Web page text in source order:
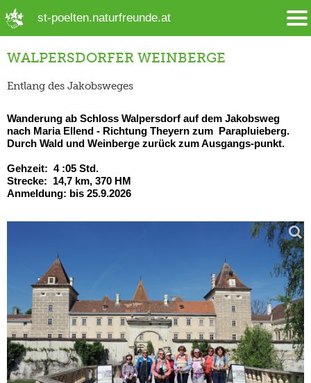
st-poelten.naturfreunde.at
WALPERSDORFER WEINBERGE
Entlang des Jakobsweges
Wanderung ab Schloss Walpersdorf auf dem Jakobsweg
nach Maria Ellend - Richtung Theyern zum Parapluieberg.
Durch Wald und Weinberge zurück zum Ausgangs-punkt.
Gehzeit: 4 :05 Std.
Strecke: 14,7 km, 370 HM
Anmeldung: bis 25.9.2026